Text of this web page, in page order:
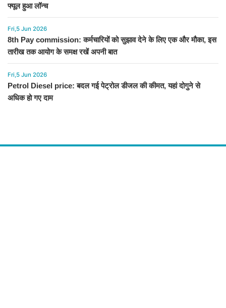
फ्यूल हुआ लॉन्च
Fri,5 Jun 2026
8th Pay commission: कर्मचारियों को सुझाव देने के लिए एक और मौका, इस
तारीख तक आयोग के समक्ष रखें अपनी बात
Fri,5 Jun 2026
Petrol Diesel price: बदल गई पेट्रोल डीजल की कीमत, यहां दोगुने से
अधिक हो गए दाम